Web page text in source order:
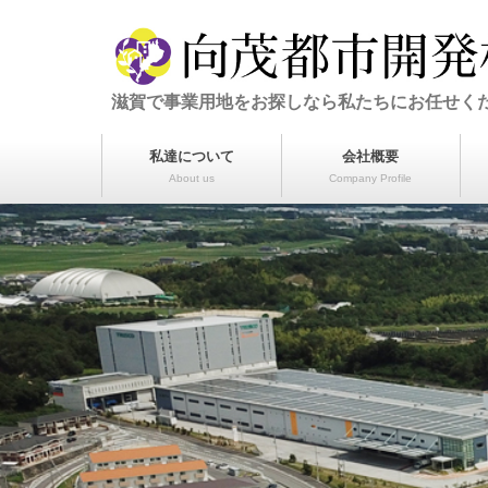
滋賀で事業用地をお探しなら私たちにお任せく
私達について
About us
会社概要
Company Profile